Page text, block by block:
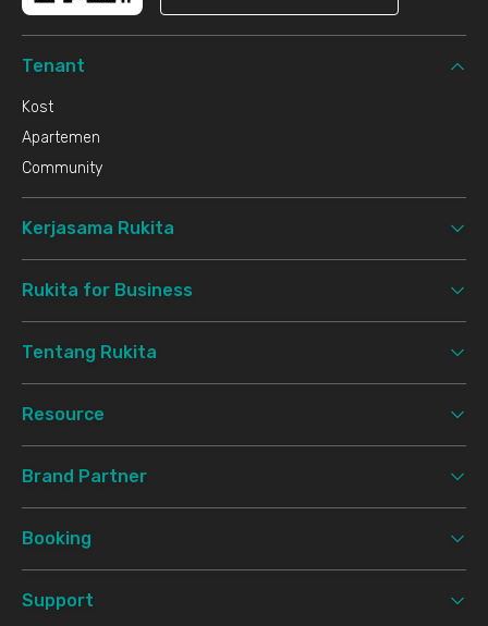
Tenant
Kost
Apartemen
Community
Kerjasama Rukita
Rukita for Business
Tentang Rukita
Resource
Brand Partner
Booking
Support